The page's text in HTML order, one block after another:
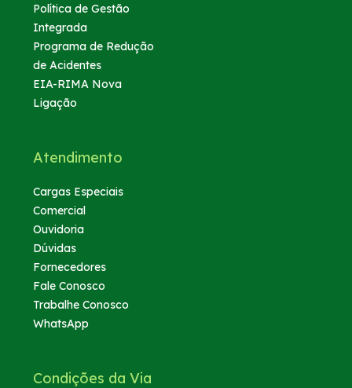
Política de Gestão
Integrada
Programa de Redução
de Acidentes
EIA-RIMA Nova
Ligação
Atendimento
Cargas Especiais
Comercial
Ouvidoria
Dúvidas
Fornecedores
Fale Conosco
Trabalhe Conosco
WhatsApp
Condições da Via